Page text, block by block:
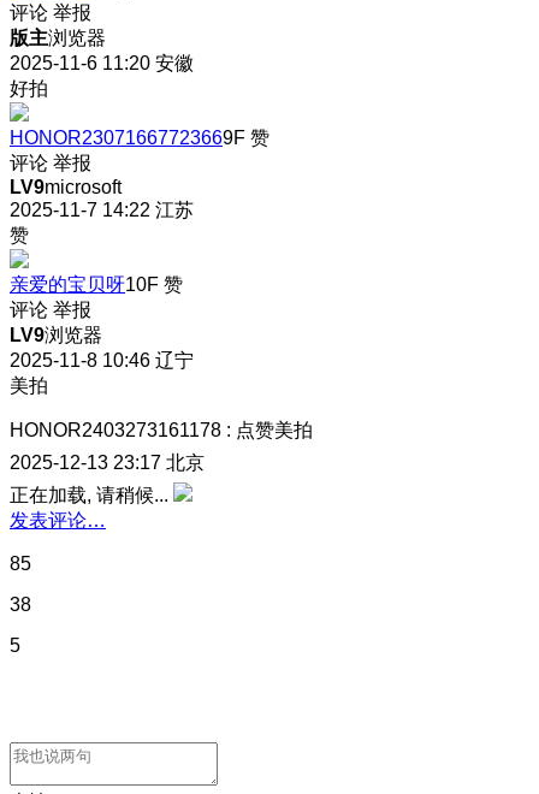
评论 举报
版主浏览器
2025-11-6 11:20 安徽
好拍
HONOR23071667723669F 赞
评论 举报
LV9microsoft
2025-11-7 14:22 江苏
赞
亲爱的宝贝呀10F 赞
评论 举报
LV9浏览器
2025-11-8 10:46 辽宁
美拍
HONOR2403273161178 : 点赞美拍
2025-12-13 23:17 北京
正在加载, 请稍候...
发表评论…
85
38
5